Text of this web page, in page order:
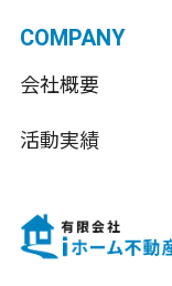
COMPANY
会社概要
活動実績